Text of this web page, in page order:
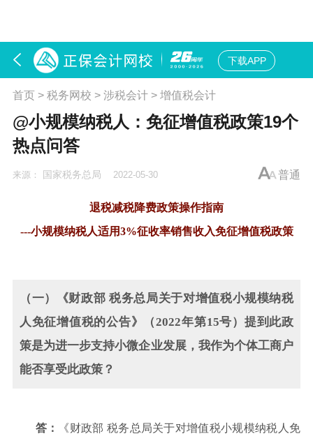
下载APP
首页> 税务网校 > 涉税会计> 增值税会计
@小规模纳税人：免征增值税政策19个
热点问答
来源： 国家税务总局 2022-05-30 普通
退税减税降费政策操作指南
---小规模纳税人适用3%征收率销售收入免征增值税政策
（一）《财政部 税务总局关于对增值税小规模纳税
人免征增值税的公告》（2022年第15号）提到此政
策是为进一步支持小微企业发展，我作为个体工商户
能否享受此政策？
答：
《财政部 税务总局关于对增值税小规模纳税人免